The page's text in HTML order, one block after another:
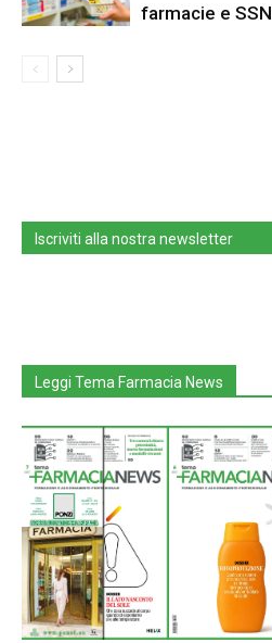
farmacie e SSN
Iscriviti alla nostra newsletter
Leggi Tema Farmacia News